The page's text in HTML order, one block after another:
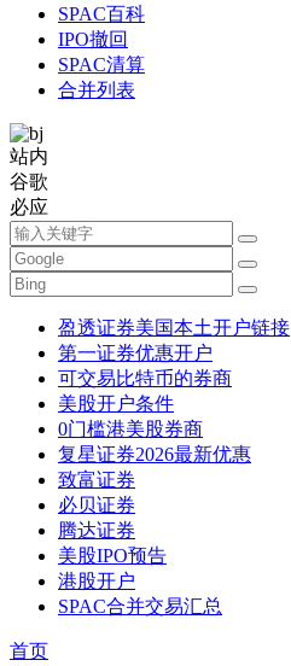
SPAC百科
IPO撤回
SPAC清算
合并列表
站内
谷歌
必应
盈透证券美国本土开户链接
第一证券优惠开户
可交易比特币的券商
美股开户条件
0门槛港美股券商
复星证券2026最新优惠
致富证券
必贝证券
腾达证券
美股IPO预告
港股开户
SPAC合并交易汇总
首页